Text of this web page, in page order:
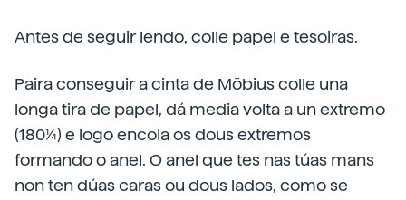
Antes de seguir lendo, colle papel e tesoiras.
Paira conseguir a cinta de Möbius colle una
longa tira de papel, dá media volta a un extremo
(180¼) e logo encola os dous extremos
formando o anel. O anel que tes nas túas mans
non ten dúas caras ou dous lados, como se